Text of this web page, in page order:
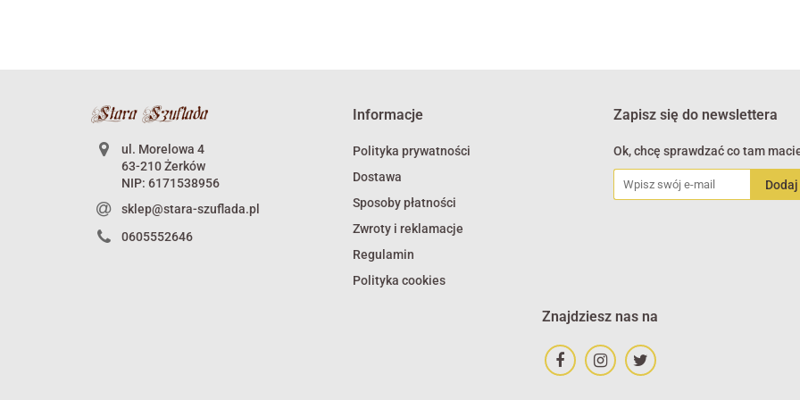
ul. Morelowa 4
63-210 Żerków
NIP: 6171538956
sklep@stara-szuflada.pl
0605552646
Informacje
Polityka prywatności
Dostawa
Sposoby płatności
Zwroty i reklamacje
Regulamin
Polityka cookies
Zapisz się do newslettera
Ok, chcę sprawdzać co tam
Znajdziesz nas na